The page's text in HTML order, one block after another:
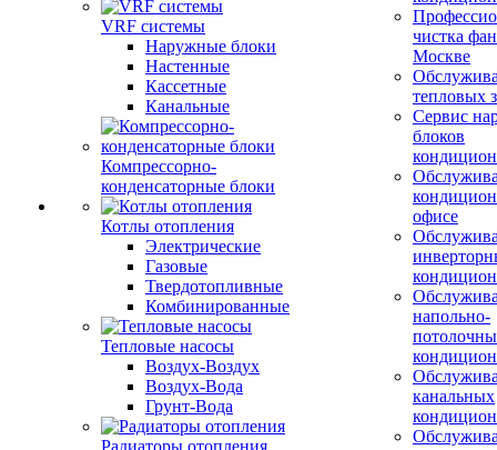
VRF системы
Наружные блоки
Настенные
Кассетные
Канальные
Компрессорно-
конденсаторные блоки
Котлы отопления
Электрические
Газовые
Твердотопливные
Комбинированные
Тепловые насосы
Воздух-Воздух
Воздух-Вода
Грунт-Вода
Радиаторы отопления
чистка
Москве
тепловых
Сервис
блоков
офисе
напольно-
канальных